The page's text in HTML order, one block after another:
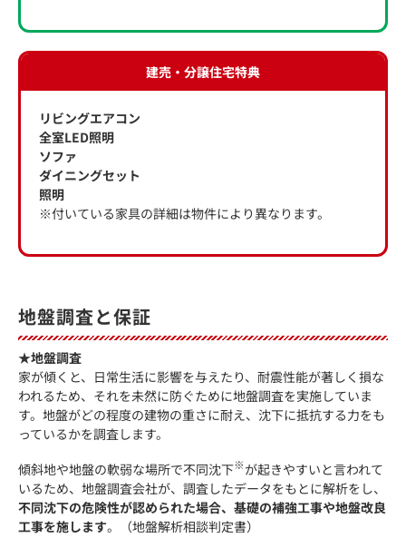
建売・分譲住宅特典
リビングエアコン
全室LED照明
ソファ
ダイニングセット
照明
※付いている家具の詳細は物件により異なります。
地盤調査と保証
★地盤調査
家が傾くと、日常生活に影響を与えたり、耐震性能が著しく損な
われるため、それを未然に防ぐために地盤調査を実施していま
す。地盤がどの程度の建物の重さに耐え、沈下に抵抗する力をも
っているかを調査します。
傾斜地や地盤の軟弱な場所で不同沈下※が起きやすいと言われて
いるため、地盤調査会社が、調査したデータをもとに解析をし、
不同沈下の危険性が認められた場合、基礎の補強工事や地盤改良
工事を施します。（地盤解析相談判定書）